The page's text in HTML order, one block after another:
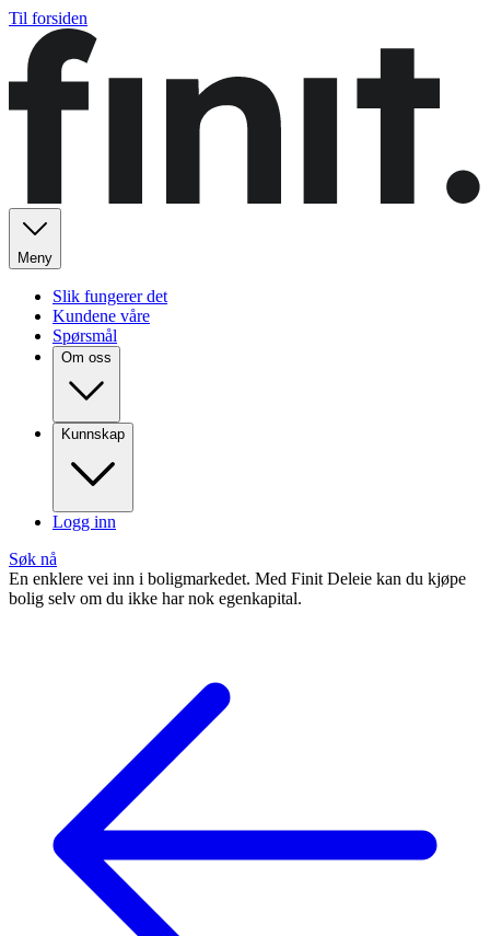
Til forsiden
Meny
Slik fungerer det
Kundene våre
Spørsmål
Om oss
Kunnskap
Logg inn
Søk nå
En enklere vei inn i boligmarkedet. Med Finit Deleie kan du kjøpe
bolig selv om du ikke har nok egenkapital.